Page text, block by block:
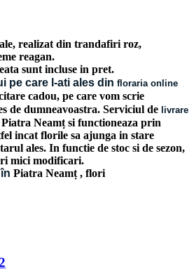
realizat din trandafiri roz,
reagan.
sunt incluse in pret.
pe care l-ati ales din floraria online
cadou, pe care vom scrie
de dumneavoastra. Serviciul de livrare
Neamț si functioneaza prin
incat florile sa ajunga in stare
ales. In functie de stoc si de sezon,
mici modificari.
Piatra Neamț , flori